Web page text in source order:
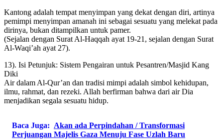
Kantong adalah tempat menyimpan yang dekat dengan diri, artinya
pemimpi menyimpan amanah ini sebagai sesuatu yang melekat pada
dirinya, bukan ditampilkan untuk pamer.
(Sejalan dengan Surat Al-Haqqah ayat 19-21, sejalan dengan Surat
Al-Waqi’ah ayat 27).
13). Isi Petunjuk: Sistem Pengairan untuk Pesantren/Masjid Kang
Diki
Air dalam Al-Qur’an dan tradisi mimpi adalah simbol kehidupan,
ilmu, rahmat, dan rezeki. Allah berfirman bahwa dari air Dia
menjadikan segala sesuatu hidup.
Baca Juga: Akan ada Perpindahan / Transformasi
Perjuangan Majelis Gaza Menuju Fase Uzlah Baru